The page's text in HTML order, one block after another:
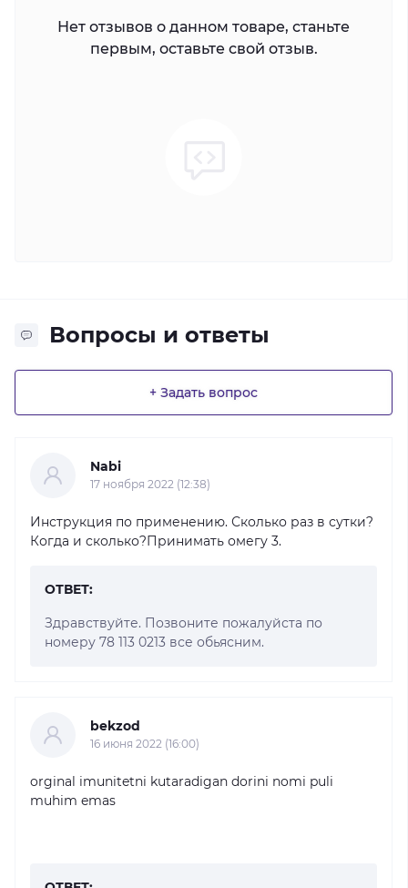
Нет отзывов о данном товаре, станьте
первым, оставьте свой отзыв.
Вопросы и ответы
+ Задать вопрос
Nabi
17 ноября 2022 (12:38)
Инструкция по применению. Сколько раз в сутки?
Когда и сколько?Принимать омегу 3.
ОТВЕТ:
Здравствуйте. Позвоните пожалуйста по
номеру 78 113 0213 все обьясним.
bekzod
16 июня 2022 (16:00)
orginal imunitetni kutaradigan dorini nomi puli
muhim emas